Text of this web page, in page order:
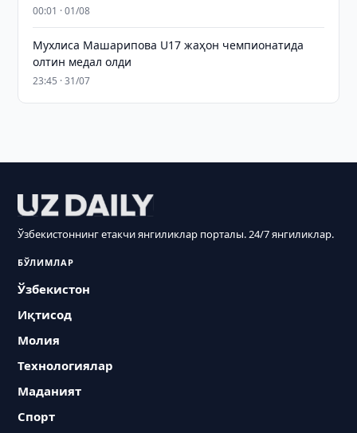
00:01 · 01/08
Мухлиса Машарипова U17 жаҳон чемпионатида
олтин медал олди
23:45 · 31/07
Ўзбекистоннинг етакчи янгиликлар порталы. 24/7 янгиликлар.
БЎЛИМЛАР
Ўзбекистон
Иқтисод
Молия
Технологиялар
Маданият
Спорт